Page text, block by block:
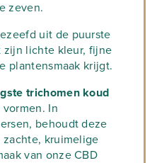
zeven.
uit de puurste
zijn lichte kleur, fijne
plantensmaak krijgt.
trichomen koud
In
behoudt deze
kruimelige
van onze CBD